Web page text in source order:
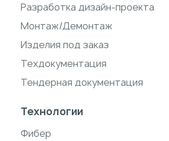
Разработка дизайн-проекта
Монтаж/Демонтаж
Изделия под заказ
Техдокументация
Тендерная документация
Технологии
Фибер